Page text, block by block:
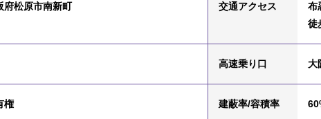
府松原市南新町 交通アクセス
布
徒
高速乗り口 大
権 建蔽率/容積率